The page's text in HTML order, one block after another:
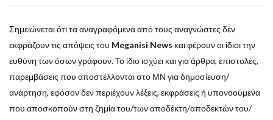
Σημειώνεται ότι τα αναγραφόμενα από τους αναγνώστες δεν
εκφράζουν τις απόψεις του Meganisi News και φέρουν οι ίδιοι την
ευθύνη των όσων γράφουν. Το ίδιο ισχύει και για άρθρα, επιστολές,
παρεμβάσεις που αποστέλλονται στο ΜΝ για δημοσίευση/
ανάρτηση, εφόσον δεν περιέχουν λέξεις, εκφράσεις ή υπονοούμενα
που αποσκοπούν στη ζημία του/των αποδέκτη/αποδεκτών του/